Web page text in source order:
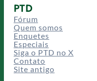
PTD
Fórum
Quem somos
Enquetes
Especiais
Siga o PTD no X
Contato
Site antigo